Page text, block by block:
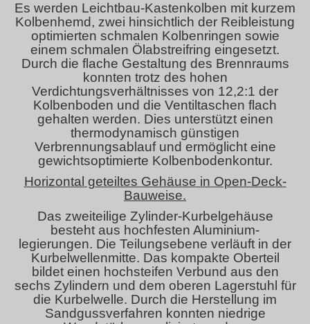
Es werden Leichtbau-Kastenkolben mit kurzem
Kolbenhemd, zwei hinsichtlich der Reibleistung
optimierten schmalen Kolbenringen sowie
einem schmalen Ölabstreifring eingesetzt.
Durch die flache Gestaltung des Brennraums
konnten trotz des hohen
Verdichtungsverhältnisses von 12,2:1 der
Kolbenboden und die Ventiltaschen flach
gehalten werden. Dies unterstützt einen
thermodynamisch günstigen
Verbrennungsablauf und ermöglicht eine
gewichtsoptimierte Kolbenbodenkontur.
Horizontal geteiltes Gehäuse in Open-Deck-
Bauweise.
Das zweiteilige Zylinder-Kurbelgehäuse
besteht aus hochfesten Aluminium-
legierungen. Die Teilungsebene verläuft in der
Kurbelwellenmitte. Das kompakte Oberteil
bildet einen hochsteifen Verbund aus den
sechs Zylindern und dem oberen Lagerstuhl für
die Kurbelwelle. Durch die Herstellung im
Sandgussverfahren konnten niedrige